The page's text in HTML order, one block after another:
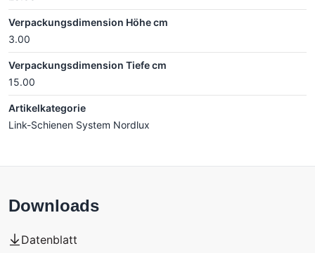
Verpackungsdimension Höhe cm
3.00
Verpackungsdimension Tiefe cm
15.00
Artikelkategorie
Link-Schienen System Nordlux
Downloads
Datenblatt